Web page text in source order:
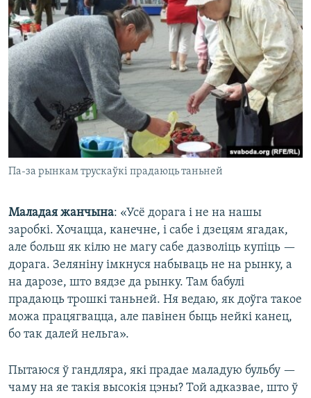
Па-за рынкам трускаўкі прадаюць таньней
Маладая жанчына: «Усё дорага і не на нашы
заробкі. Хочацца, канечне, і сабе і дзецям ягадак,
але больш як кілю не магу сабе дазволіць купіць —
дорага. Зеляніну імкнуся набываць не на рынку, а
на дарозе, што вядзе да рынку. Там бабулі
прадаюць трошкі таньней. Ня ведаю, як доўга такое
можа працягвацца, але павінен быць нейкі канец,
бо так далей нельга».
Пытаюся ў гандляра, які прадае маладую бульбу —
чаму на яе такія высокія цэны? Той адказвае, што ў